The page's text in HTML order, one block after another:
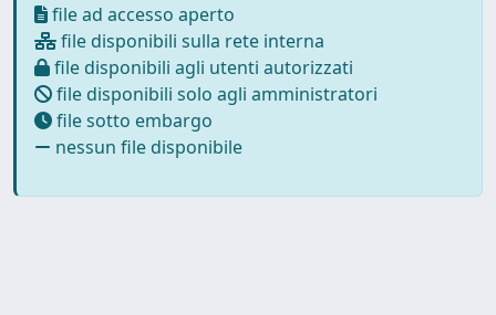
file ad accesso aperto
file disponibili sulla rete interna
file disponibili agli utenti autorizzati
file disponibili solo agli amministratori
file sotto embargo
nessun file disponibile